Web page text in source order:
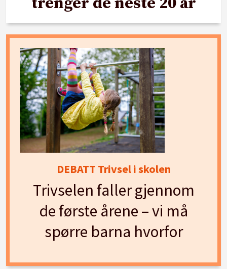
DEBATT Trivsel i skolen
Trivselen faller gjennom
de første årene – vi må
spørre barna hvorfor